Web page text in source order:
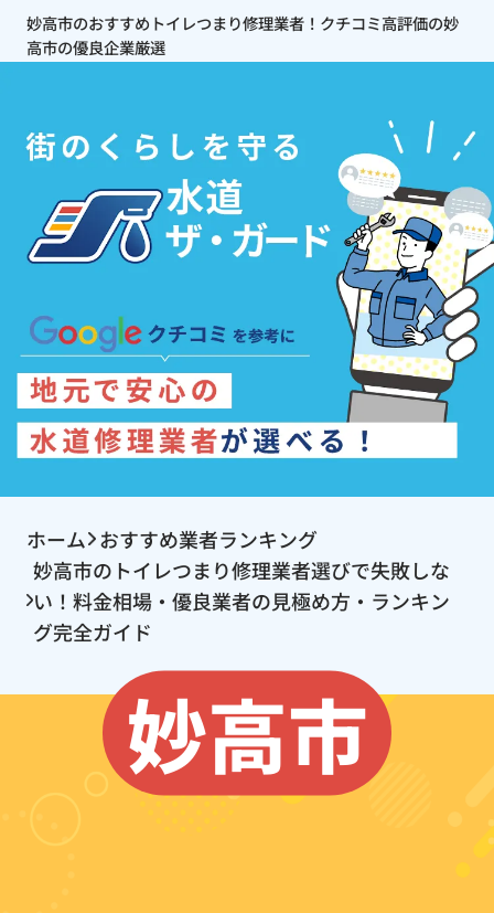
妙高市のおすすめトイレつまり修理業者！クチコミ高評価の妙
高市の優良企業厳選
ホーム おすすめ業者ランキング
妙高市のトイレつまり修理業者選びで失敗しな
い！料金相場・優良業者の見極め方・ランキン
グ完全ガイド
妙高市